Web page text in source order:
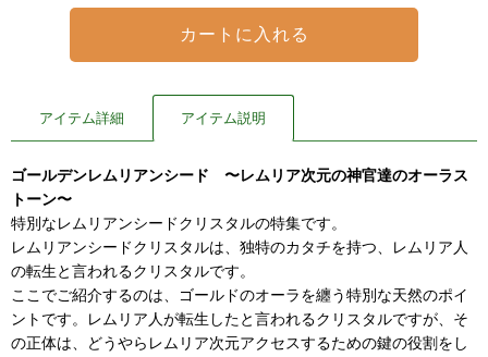
アイテム詳細 アイテム説明
ゴールデンレムリアンシード 〜レムリア次元の神官達のオーラス
トーン〜
特別なレムリアンシードクリスタルの特集です。
レムリアンシードクリスタルは、独特のカタチを持つ、レムリア人
の転生と言われるクリスタルです。
ここでご紹介するのは、ゴールドのオーラを纏う特別な天然のポイ
ントです。レムリア人が転生したと言われるクリスタルですが、そ
の正体は、どうやらレムリア次元アクセスするための鍵の役割をし